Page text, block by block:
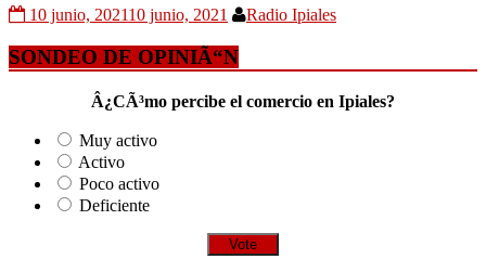
10 junio, 202110 junio, 2021 Radio Ipiales
SONDEO DE OPINIÃ“N
Â¿CÃ³mo percibe el comercio en Ipiales?
Muy activo
Activo
Poco activo
Deficiente